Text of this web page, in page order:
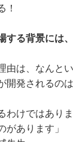
！
する背景には
由は、なんと
開発されるの
わけではあり
があります」